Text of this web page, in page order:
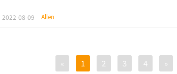
2022-08-09 Allen
« 1 2 3 4 »